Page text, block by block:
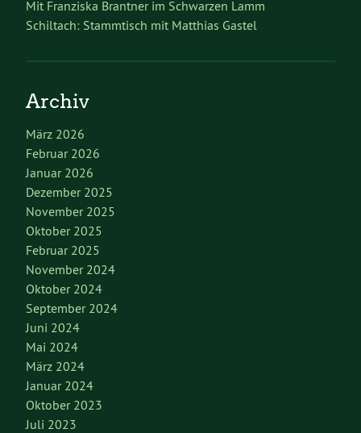
Mit Franziska Brantner im Schwarzen Lamm
Schiltach: Stammtisch mit Matthias Gastel
Archiv
März 2026
Februar 2026
Januar 2026
Dezember 2025
November 2025
Oktober 2025
Februar 2025
November 2024
Oktober 2024
September 2024
Juni 2024
Mai 2024
März 2024
Januar 2024
Oktober 2023
Juli 2023